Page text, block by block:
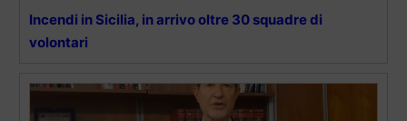
Incendi in Sicilia, in arrivo oltre 30 squadre di
volontari